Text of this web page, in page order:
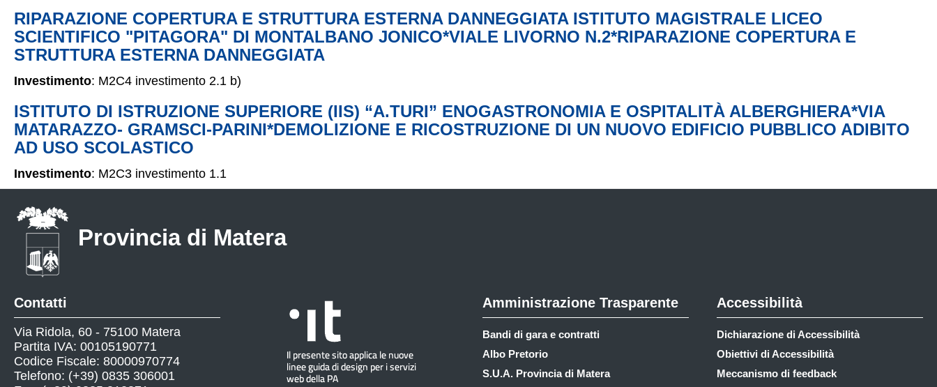
RIPARAZIONE COPERTURA E STRUTTURA ESTERNA DANNEGGIATA ISTITUTO MAGISTRALE LICEO
SCIENTIFICO "PITAGORA" DI MONTALBANO JONICO*VIALE LIVORNO N.2*RIPARAZIONE COPERTURA E
STRUTTURA ESTERNA DANNEGGIATA
Investimento: M2C4 investimento 2.1 b)
ISTITUTO DI ISTRUZIONE SUPERIORE (IIS) “A.TURI” ENOGASTRONOMIA E OSPITALITÀ ALBERGHIERA*VIA
MATARAZZO- GRAMSCI-PARINI*DEMOLIZIONE E RICOSTRUZIONE DI UN NUOVO EDIFICIO PUBBLICO ADIBITO
AD USO SCOLASTICO
Investimento: M2C3 investimento 1.1
Provincia di Matera
Contatti
Via Ridola, 60 - 75100 Matera
Partita IVA: 00105190771
Codice Fiscale: 80000970774
Telefono: (+39) 0835 306001
Amministrazione Trasparente
Bandi di gara e contratti
Albo Pretorio
S.U.A. Provincia di Matera
Accessibilità
Dichiarazione di Accessibilità
Obiettivi di Accessibilità
Meccanismo di feedback